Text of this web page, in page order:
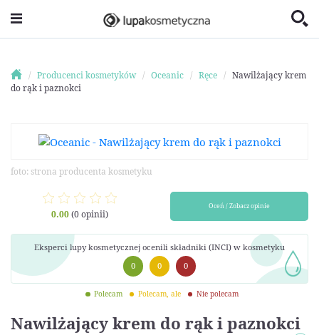
Producenci kosmetyków Oceanic Ręce
Nawilżający krem
do rąk i paznokci
Nawilżający krem do rąk i paznokci
foto: strona producenta kosmetyku
0.00(0 opinii)
Oceń / Zobacz opinie
Eksperci lupy kosmetycznej ocenili składniki (INCI) w kosmetyku
0
0 0
Polecam Polecam, ale Nie polecam